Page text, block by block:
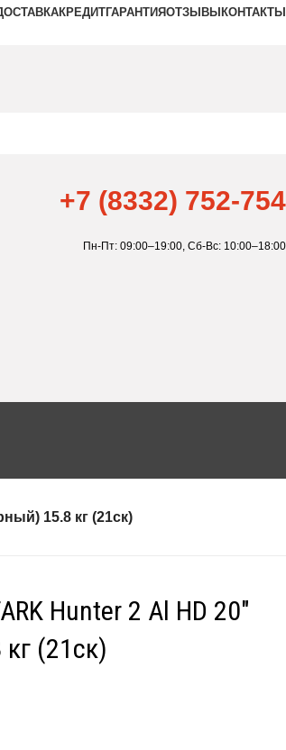
КРЕДИТГАРАНТИЯОТЗЫВЫ КОНТАКТЫ
+7 (8332) 752-754
Пн-Пт: 09:00–19:00, Сб-Вс: 10:00–18:00
15.8 кг (21ск)
Hunter 2 Al HD 20″
(21ск)